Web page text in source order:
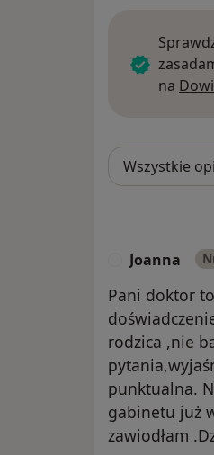
na
Joanna
Pani doktor
rodzica ,nie
punktualna.
gabinetu już
zawiodłam